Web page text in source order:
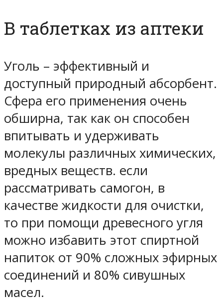
В таблетках из аптеки
Уголь – эффективный и
доступный природный абсорбент.
Сфера его применения очень
обширна, так как он способен
впитывать и удерживать
молекулы различных химических,
вредных веществ. если
рассматривать самогон, в
качестве жидкости для очистки,
то при помощи древесного угля
можно избавить этот спиртной
напиток от 90% сложных эфирных
соединений и 80% сивушных
масел.